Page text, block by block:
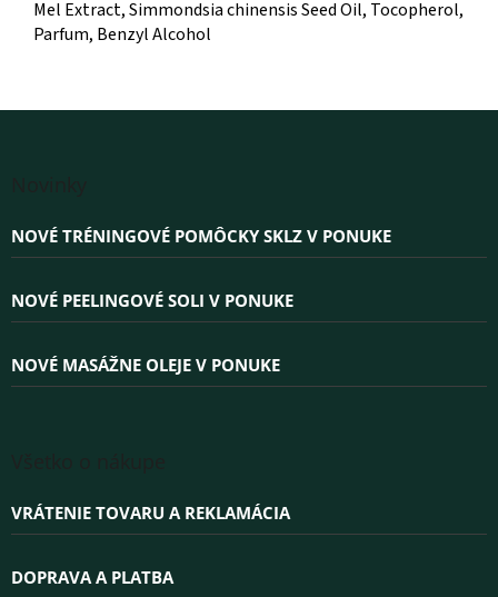
Mel Extract, Simmondsia chinensis Seed Oil, Tocopherol,
Parfum, Benzyl Alcohol
NOVÉ TRÉNINGOVÉ POMÔCKY SKLZ V PONUKE
NOVÉ PEELINGOVÉ SOLI V PONUKE
NOVÉ MASÁŽNE OLEJE V PONUKE
VRÁTENIE TOVARU A REKLAMÁCIA
DOPRAVA A PLATBA